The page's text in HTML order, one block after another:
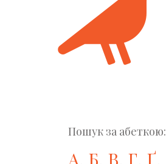
Пошук за абеткою:
А, Б, В, Г, Ґ,